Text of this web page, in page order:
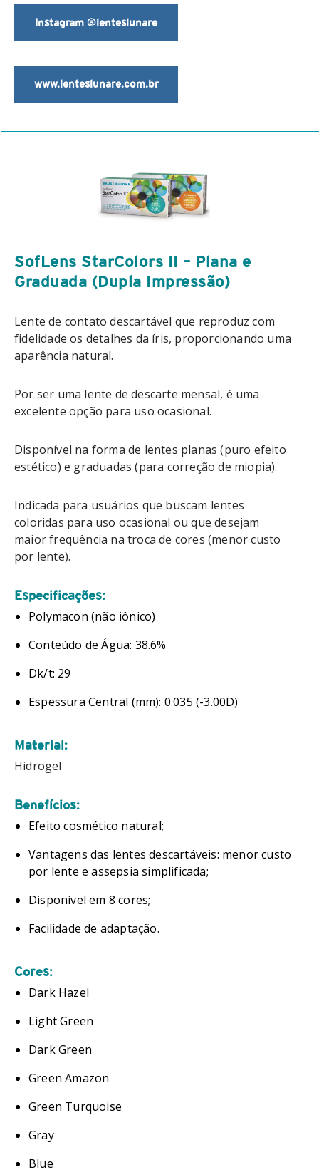
Instagram @lenteslunare
www.lenteslunare.com.br
SofLens StarColors II – Plana e
Graduada (Dupla Impressão)
Lente de contato descartável que reproduz com
fidelidade os detalhes da íris, proporcionando uma
aparência natural.
Por ser uma lente de descarte mensal, é uma
excelente opção para uso ocasional.
Disponível na forma de lentes planas (puro efeito
estético) e graduadas (para correção de miopia).
Indicada para usuários que buscam lentes
coloridas para uso ocasional ou que desejam
maior frequência na troca de cores (menor custo
por lente).
Especificações:
Polymacon (não iônico)
Conteúdo de Água: 38.6%
Dk/t: 29
Espessura Central (mm): 0.035 (-3.00D)
Material:
Hidrogel
Benefícios:
Efeito cosmético natural;
Vantagens das lentes descartáveis: menor custo
por lente e assepsia simplificada;
Disponível em 8 cores;
Facilidade de adaptação.
Cores:
Dark Hazel
Light Green
Dark Green
Green Amazon
Green Turquoise
Gray
Blue